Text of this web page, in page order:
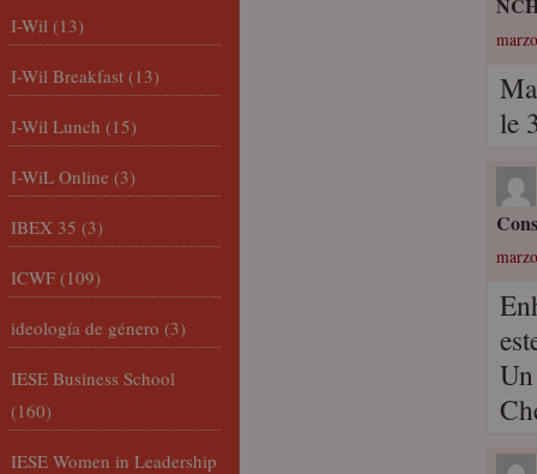
le
I-Wil (13)
I-Wil Breakfast (13)
I-Wil Lunch (15)
I-WiL Online (3)
IBEX 35 (3)
ICWF (109)
ideología de género (3)
IESE Business School
(160)
IESE Women in Leadership